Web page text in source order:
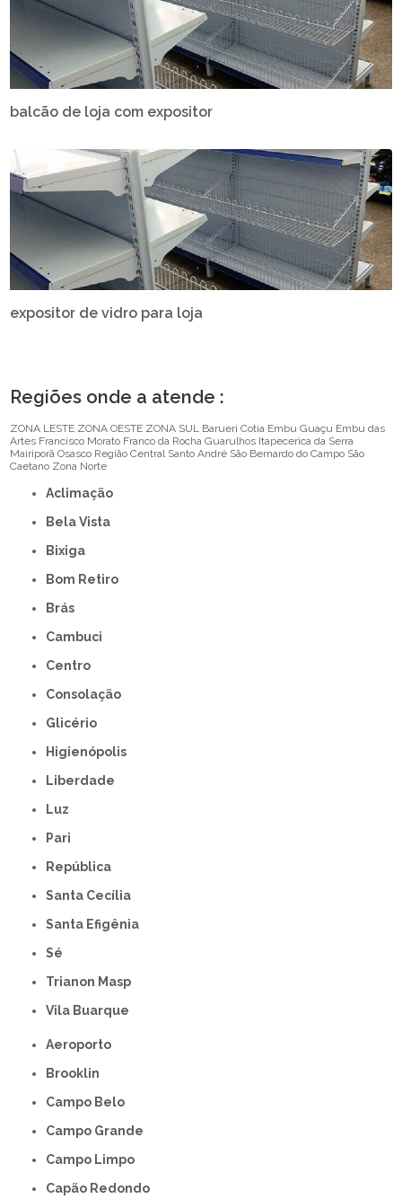
balcão de loja com expositor
expositor de vidro para loja
Regiões onde a atende :
ZONA LESTE ZONA OESTE ZONA SUL Barueri Cotia Embu Guaçu Embu das
Artes Francisco Morato Franco da Rocha Guarulhos Itapecerica da Serra
Mairiporã Osasco Região Central Santo André São Bernardo do Campo São
Caetano Zona Norte
Aclimação
Bela Vista
Bixiga
Bom Retiro
Brás
Cambuci
Centro
Consolação
Glicério
Higienópolis
Liberdade
Luz
Pari
República
Santa Cecília
Santa Efigênia
Sé
Trianon Masp
Vila Buarque
Aeroporto
Brooklin
Campo Belo
Campo Grande
Campo Limpo
Capão Redondo